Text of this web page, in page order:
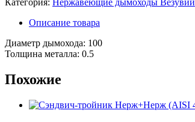
Категория: Нержавеющие дымоходы Везувий
Описание товара
Диаметр дымохода: 100
Толщина металла: 0.5
Похожие